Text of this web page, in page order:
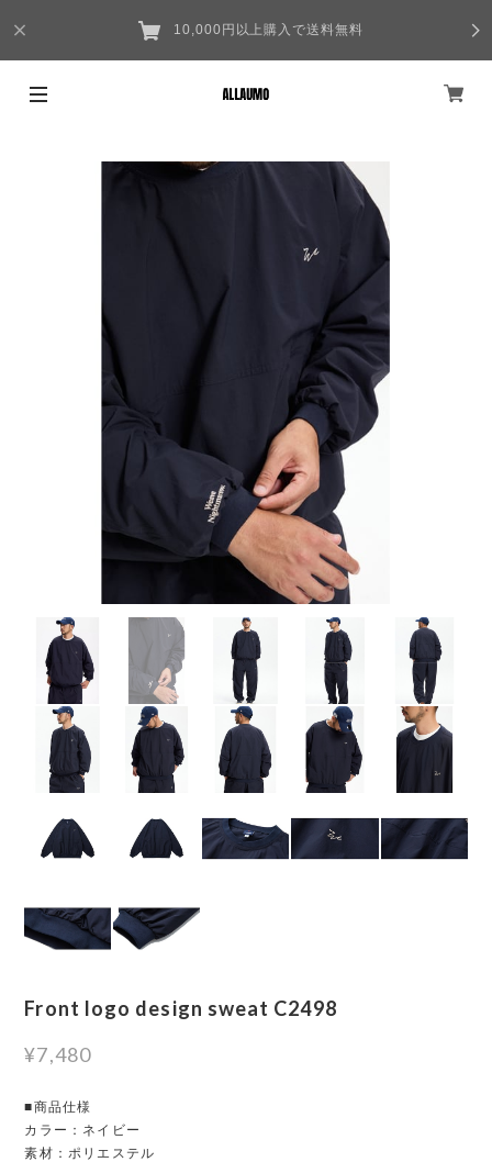
10,000円以上購入で送料無料
Front logo design sweat C2498
¥7,480
■商品仕様
カラー：ネイビー
素材：ポリエステル